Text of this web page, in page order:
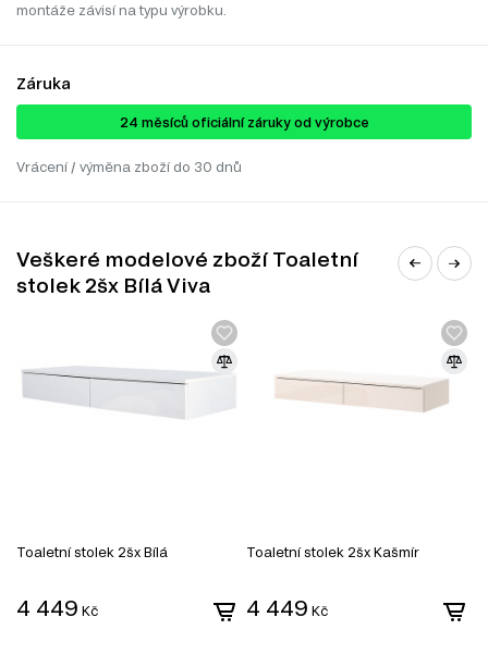
montáže závisí na typu výrobku.
Záruka
24 ​​​​měsíců oficiální záruky od výrobce
Vrácení / výměna zboží do 30 dnů
Veškeré modelové zboží Toaletní
stolek 2šx Bílá Viva
Toaletní stolek 2šx Bílá
4 449 Kč
Toaletní stolek 2šx Kašmír
4 449 Kč